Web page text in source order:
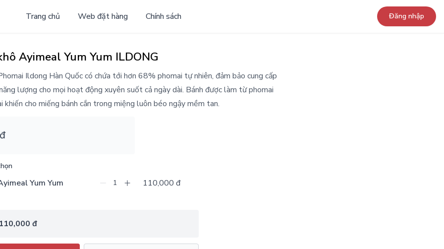
Trang chủ Web đặt hàng Chính sách Đăng nhập
Ayimeal Yum Yum ILDONG
Ildong Hàn Quốc có chứa tới hơn 68% phomai tự nhiên, đảm bảo cung cấp
lượng cho mọi hoạt động xuyên suốt cả ngày dài. Bánh được làm từ phomai
khiến cho miếng bánh cắn trong miệng luôn béo ngậy mềm tan.
1 110,000 đ
110,000 đ